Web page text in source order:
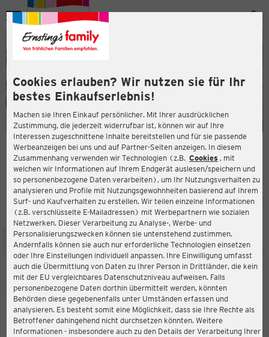
Cookies erlauben? Wir nutzen sie für Ihr
bestes Einkaufserlebnis!
Machen sie Ihren Einkauf persönlicher. Mit Ihrer ausdrücklichen
Zustimmung, die jederzeit widerrufbar ist, können wir auf Ihre
Interessen zugeschnittene Inhalte bereitstellen und für sie passende
Werbeanzeigen bei uns und auf Partner-Seiten anzeigen. In diesem
Zusammenhang verwenden wir Technologien (z.B. Cookies , mit
welchen wir Informationen auf Ihrem Endgerät auslesen/speichern und
so personenbezogene Daten verarbeiten), um Ihr Nutzungsverhalten zu
analysieren und Profile mit Nutzungsgewohnheiten basierend auf Ihrem
Surf- und Kaufverhalten zu erstellen. Wir teilen einzelne Informationen
(z.B. verschlüsselte E-Mailadressen) mit Werbepartnern wie sozialen
Netzwerken. Dieser Verarbeitung zu Analyse-, Werbe- und
Personalisierungszwecken können sie untenstehend zustimmen.
Andernfalls können sie auch nur erforderliche Technologien einsetzen
oder Ihre Einstellungen individuell anpassen. Ihre Einwilligung umfasst
auch die Übermittlung von Daten zu Ihrer Person in Drittländer, die kein
mit der EU vergleichbares Datenschutzniveau aufweisen. Falls
personenbezogene Daten dorthin übermittelt werden, könnten
Behörden diese gegebenenfalls unter Umständen erfassen und
analysieren. Es besteht somit eine Möglichkeit, dass sie Ihre Rechte als
Betroffener dahingehend nicht durchsetzen könnten. Weitere
Informationen - insbesondere auch zu den Details der Verarbeitung Ihrer
Menü
ERNSTING'S FAMILY FILIALE
Zum Hachepark 8
28857 Syke
4,2
Bewertung:
STANDORT SERVICES SORTIMENT AKTIONEN
Ernsting's family
Zum Hachepark 8, 28857 Syke